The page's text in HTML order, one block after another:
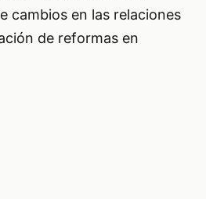
cambios en las relaciones
de reformas en